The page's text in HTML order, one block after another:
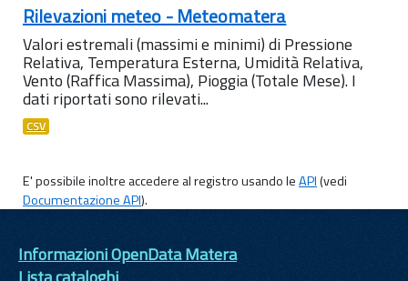
Rilevazioni meteo - Meteomatera
Valori estremali (massimi e minimi) di Pressione
Relativa, Temperatura Esterna, Umidità Relativa,
Vento (Raffica Massima), Pioggia (Totale Mese). I
dati riportati sono rilevati...
CSV
E' possibile inoltre accedere al registro usando leAPI(vedi
Documentazione API).
Informazioni OpenData Matera